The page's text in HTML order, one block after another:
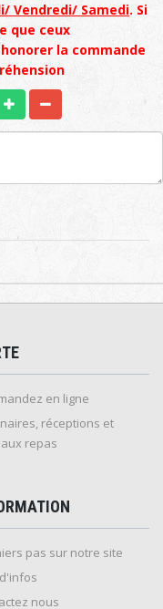
Vendredi/ Samedi. Si
que ceux
la commande
en ligne
réceptions et
repas
pas sur notre site
nous